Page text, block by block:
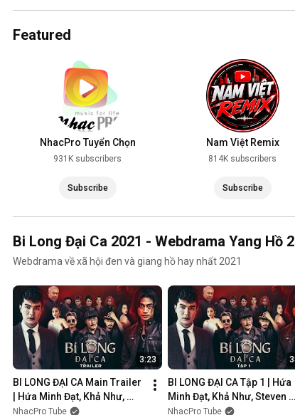
Featured
NhacPro Tuyển Chọn
931K subscribers
Subscribe
Nam Việt Remix
814K subscribers
Subscribe
Bi Long Đại Ca 2021 - Webdrama Yang Hồ
Webdrama về xã hội đen và giang hồ hay nhất 2021
3:23
BI LONG ĐẠI CA Main Trailer
| Hứa Minh Đạt, Khả Như,
Steven Nguyễn, Lợi Trần |
NhacPro Tube
BI LONG ĐẠI CA Tập 1 | Hứa
Minh Đạt, Khả Như, Steven
Nguyễn, Lợi Trần |
NhacPro Tube